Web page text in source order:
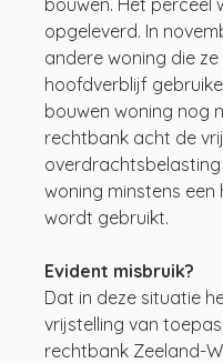
opgeleverd. In
andere woning die
hoofdverblijf
bouwen woning nog
rechtbank acht de
woning minstens
wordt gebruikt.
Evident misbruik?
Dat in deze situatie
vrijstelling van
rechtbank Zeeland-